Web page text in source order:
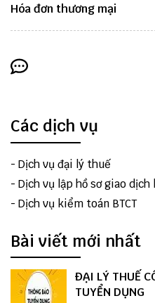
Hóa đơn thương mại
Các dịch vụ
- Dịch vụ đại lý thuế
- Dịch vụ lập hồ sơ giao
- Dịch vụ kiểm toán BTCT
Bài viết mới nhất
ĐẠI LÝ THUẾ
TUYỂN DỤNG